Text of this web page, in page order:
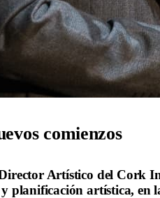
comienzos
Artístico del Cork
planificación artística, en